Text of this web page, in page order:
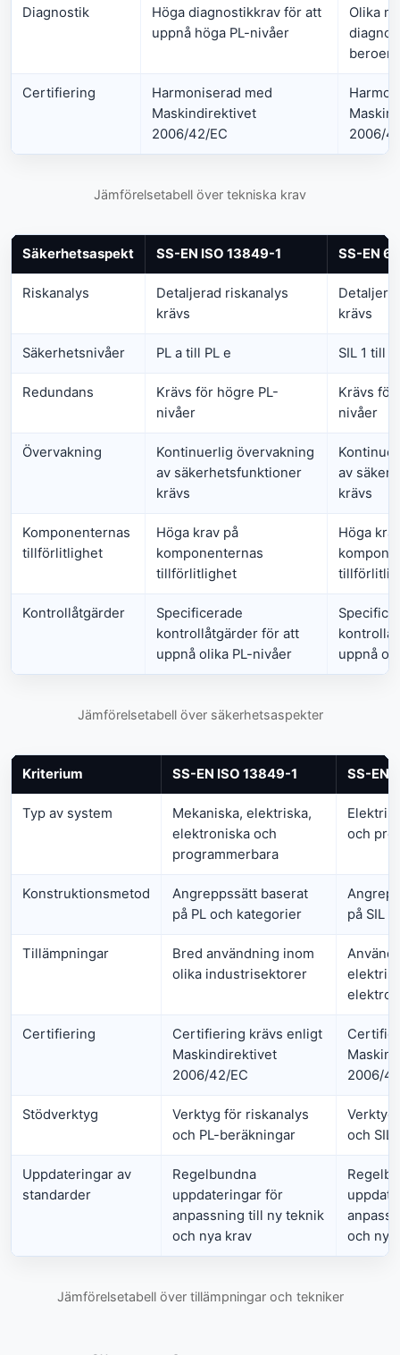
Diagnostik
Höga diagnostikkrav för att
uppnå höga PL-nivåer
Olika
Certifiering
Harmoniserad med
Maskindirektivet
2006/42/EC
2006/
Jämförelsetabell över tekniska krav
Säkerhetsaspekt SS-EN ISO 13849-1 SS-EN
Riskanalys
Detaljerad riskanalys
krävs
krävs
Säkerhetsnivåer PL a till PL e SIL 1 till
Redundans
Krävs för högre PL-
nivåer
Krävs för
nivåer
Övervakning
Kontinuerlig övervakning
av säkerhetsfunktioner
krävs
av
krävs
Komponenternas
tillförlitlighet
Höga krav på
komponenternas
tillförlitlighet
Höga
Kontrollåtgärder
Specificerade
kontrollåtgärder för att
uppnå olika PL-nivåer
uppnå
Jämförelsetabell över säkerhetsaspekter
Kriterium SS-EN ISO 13849-1 SS-EN
Typ av system
Mekaniska, elektriska,
elektroniska och
programmerbara
och
Konstruktionsmetod
Angreppssätt baserat
på PL och kategorier
på SIL
Tillämpningar
Bred användning inom
olika industrisektorer
Certifiering
Certifiering krävs enligt
Maskindirektivet
2006/42/EC
2006/
Stödverktyg
Verktyg för riskanalys
och PL-beräkningar
Verktyg
och
Uppdateringar av
standarder
Regelbundna
uppdateringar för
anpassning till ny teknik
och nya krav
och nya
Jämförelsetabell över tillämpningar och tekniker